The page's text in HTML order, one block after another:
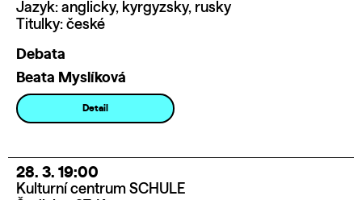
Jazyk: anglicky, kyrgyzsky, rusky
Titulky: české
Debata
Beata Myslíková
Detail
28. 3. 19:00
Kulturní centrum SCHULE